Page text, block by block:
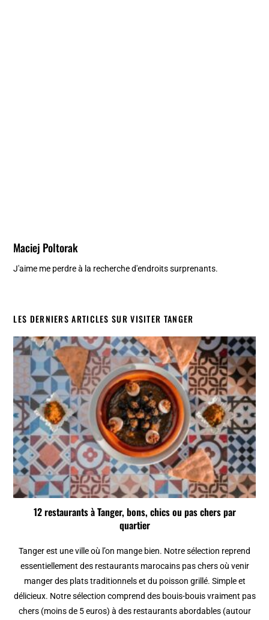
Maciej Poltorak
J'aime me perdre à la recherche d'endroits surprenants.
LES DERNIERS ARTICLES SUR VISITER TANGER
12 restaurants à Tanger, bons, chics ou pas chers par
quartier
Tanger est une ville où l’on mange bien. Notre sélection reprend
essentiellement des restaurants marocains pas chers où venir
manger des plats traditionnels et du poisson grillé. Simple et
délicieux. Notre sélection comprend des bouis-bouis vraiment pas
chers (moins de 5 euros) à des restaurants abordables (autour